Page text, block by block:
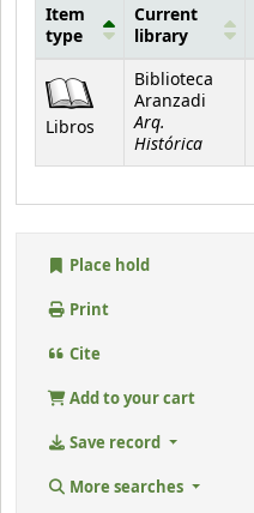
Holdings
Item
type
Current
library
Libros
Biblioteca
Aranzadi
Arq.
Histórica
Place hold
Print
Cite
Add to your cart
Save record
More searches